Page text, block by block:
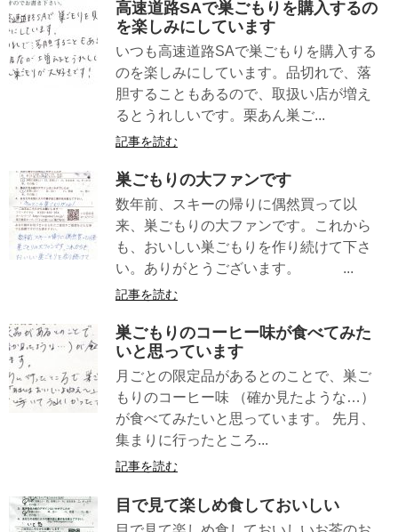
高速道路SAで巣ごもりを購入するの
を楽しみにしています
いつも高速道路SAで巣ごもりを購入する
のを楽しみにしています。品切れで、落
胆することもあるので、取扱い店が増え
るとうれしいです。栗あん巣ご...
記事を読む
巣ごもりの大ファンです
数年前、スキーの帰りに偶然買って以
来、巣ごもりの大ファンです。これから
も、おいしい巣ごもりを作り続けて下さ
い。ありがとうございます。 ...
記事を読む
巣ごもりのコーヒー味が食べてみた
いと思っています
月ごとの限定品があるとのことで、巣ご
もりのコーヒー味 （確か見たような…）
が食べてみたいと思っています。 先月、
集まりに行ったところ...
記事を読む
目で見て楽しめ食しておいしい